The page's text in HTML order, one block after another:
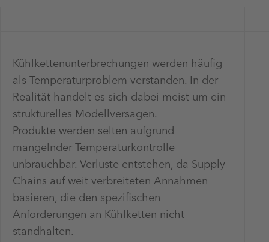
Kühlkettenunterbrechungen werden häufig
als Temperaturproblem verstanden. In der
Realität handelt es sich dabei meist um ein
strukturelles Modellversagen.
Produkte werden selten aufgrund
mangelnder Temperaturkontrolle
unbrauchbar. Verluste entstehen, da Supply
Chains auf weit verbreiteten Annahmen
basieren, die den spezifischen
Anforderungen an Kühlketten nicht
standhalten.